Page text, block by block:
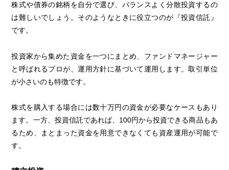
株式や債券の銘柄を自分で選び、バランスよく分散投資するの
は難しいでしょう。そのようなときに役立つのが『投資信託』
です。
投資家から集めた資金を一つにまとめ、ファンドマネージャー
と呼ばれるプロが、運用方針に基づいて運用します。取引単位
が小さいのも特徴です。
株式を購入する場合には数十万円の資金が必要なケースもあり
ます。一方、投資信託であれば、100円から投資できる商品もあ
るため、まとまった資金を用意できなくても資産運用が可能で
す。